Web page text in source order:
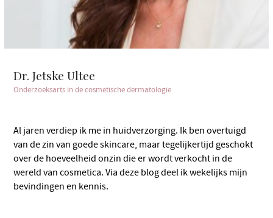
Dr. Jetske Ultee
Onderzoeksarts in de cosmetische dermatologie
Al jaren verdiep ik me in huidverzorging. Ik ben overtuigd
van de zin van goede skincare, maar tegelijkertijd geschokt
over de hoeveelheid onzin die er wordt verkocht in de
wereld van cosmetica. Via deze blog deel ik wekelijks mijn
bevindingen en kennis.